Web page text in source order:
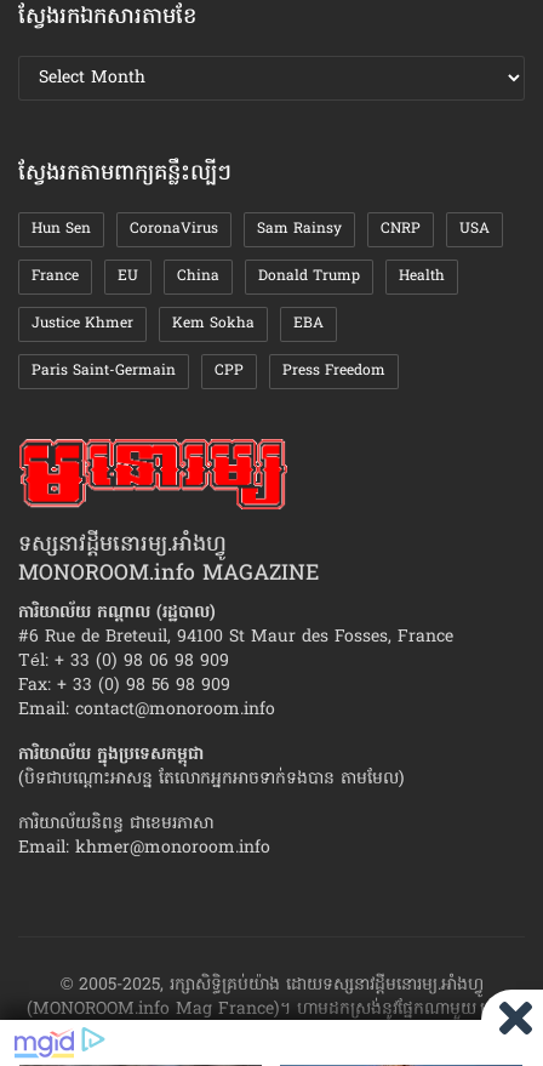
ស្វែងរកឯកសារតាមខែ
ស្វែងរក
ឯកសារ
ស្វែងរកតាមពាក្យគន្លឹះល្បីៗ
Hun Sen CoronaVirus Sam Rainsy CNRP USA
France EU China Donald Trump Health
Justice Khmer Kem Sokha EBA
Paris Saint-Germain CPP Press Freedom
ទស្សនាវដ្ដីមនោរម្យ.អាំងហ្វូ
MONOROOM.info MAGAZINE
ការិយាល័យ កណ្ដាល (រដ្ឋបាល)
#6 Rue de Breteuil, 94100 St Maur des Fosses, France
Tél: + 33 (0) 98 06 98 909
Fax: + 33 (0) 98 56 98 909
Email: contact@monoroom.info
ការិយាល័យ ក្នុង​ប្រទេស​កម្ពុជា
(បិទជាបណ្ដោះអាសន្ន តែលោកអ្នកអាចទាក់ទងបាន តាមមែល)
ការិយាល័យនិពន្ធ ជាខេមរភាសា
Email: khmer@monoroom.info
© 2005-2025, រក្សាសិទ្ធិគ្រប់យ៉ាង ដោយទស្សនាវដ្ដី​មនោរម្យ.អាំងហ្វូ
(MONOROOM.info Mag France)។ ហាម​ដក​ស្រង់​នូវ​ផ្នែក​ណា​មួយ​ ឬ​ផ្នែក​
ទាំង​អស់ ​នៃ​ការ​ផ្សាយ​របស់​ទស្សនាវដ្ដី​​មនោរម្យ.អាំងហ្វូ យក​ទៅ​​បោះពុម្ព នៅ
លើក្រដាស ឬតាម​ប្រព័ន្ធ​អេឡិច​ត្រូនិច - ផ្សាយ​តាម​រលក​ធាតុអាកាស ឬតាមប្រព័ន្ធ